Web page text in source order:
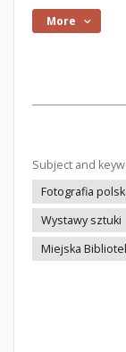
More
Subject and
Fotografia
Wystawy sztuki
Miejska